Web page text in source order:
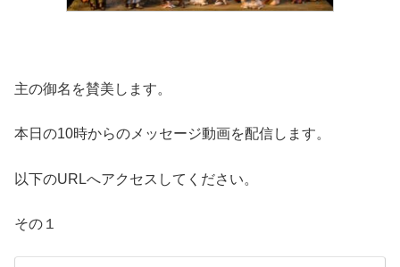
主の御名を賛美します。
本日の10時からのメッセージ動画を配信します。
以下のURLへアクセスしてください。
その１